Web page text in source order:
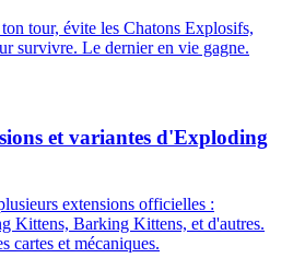
tour, évite les Chatons Explosifs,
survivre. Le dernier en vie gagne.
et variantes d'Exploding
extensions officielles :
Kittens, Barking Kittens, et d'autres.
cartes et mécaniques.